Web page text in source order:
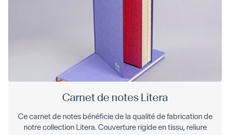
Carnet de notes Litera
Ce carnet de notes bénéficie de la qualité de fabrication de
notre collection Litera. Couverture rigide en tissu, reliure